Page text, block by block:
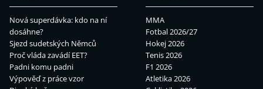
Nová superdávka: kdo na ní
dosáhne?
Sjezd sudetských Němců
Proč vláda zavádí EET?
Padni komu padni
Výpověď z práce vzor
MMA
Fotbal 2026/27
Hokej 2026
Tenis 2026
F1 2026
Atletika 2026